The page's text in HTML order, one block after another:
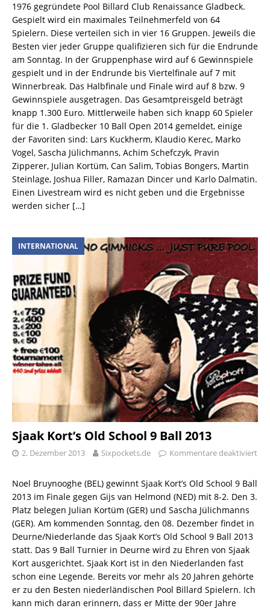
1976 gegründete Pool Billard Club Renaissance Gladbeck.
Gespielt wird ein maximales Teilnehmerfeld von 64
Spielern. Diese verteilen sich in vier 16 Gruppen. Jeweils die
Besten vier jeder Gruppe qualifizieren sich für die Endrunde
am Sonntag. In der Gruppenphase wird auf 6 Gewinnspiele
gespielt und in der Endrunde bis Viertelfinale auf 7 mit
Winnerbreak. Das Halbfinale und Finale wird auf 8 bzw. 9
Gewinnspiele ausgetragen. Das Gesamtpreisgeld beträgt
knapp 1.300 Euro. Mittlerweile haben sich knapp 60 Spieler
für die 1. Gladbecker 10 Ball Open 2014 gemeldet, einige
der Favoriten sind: Lars Kuckherm, Klaudio Kerec, Marko
Vogel, Sascha Jülichmanns, Achim Schefczyk, Pravin
Zipperer, Julian Kortüm, Can Salim, Tobias Bongers, Martin
Steinlage, Joshua Filler, Ramazan Dincer und Karlo Dalmatin.
Einen Livestream wird es nicht geben und die Ergebnisse
werden sicher […]
INTERNATIONAL
Sjaak Kort’s Old School 9 Ball 2013
2. Dezember 2013 Sixpockets.de Kommentare deaktiviert
Noel Bruynooghe (BEL) gewinnt Sjaak Kort’s Old School 9 Ball
2013 im Finale gegen Gijs van Helmond (NED) mit 8-2. Den 3.
Platz belegen Julian Kortüm (GER) und Sascha Jülichmanns
(GER). Am kommenden Sonntag, den 08. Dezember findet in
Deurne/Niederlande das Sjaak Kort’s Old School 9 Ball 2013
statt. Das 9 Ball Turnier in Deurne wird zu Ehren von Sjaak
Kort ausgerichtet. Sjaak Kort ist in den Niederlanden fast
schon eine Legende. Bereits vor mehr als 20 Jahren gehörte
er zu den Besten niederländischen Pool Billard Spielern. Ich
kann mich daran erinnern, dass er Mitte der 90er Jahre